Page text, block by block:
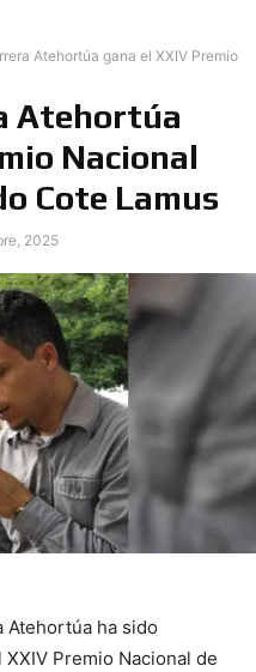
Atehortúa gana el XXIV Premio
Atehortúa
Nacional
Cote Lamus
2025
Atehortúa ha sido
Premio Nacional de